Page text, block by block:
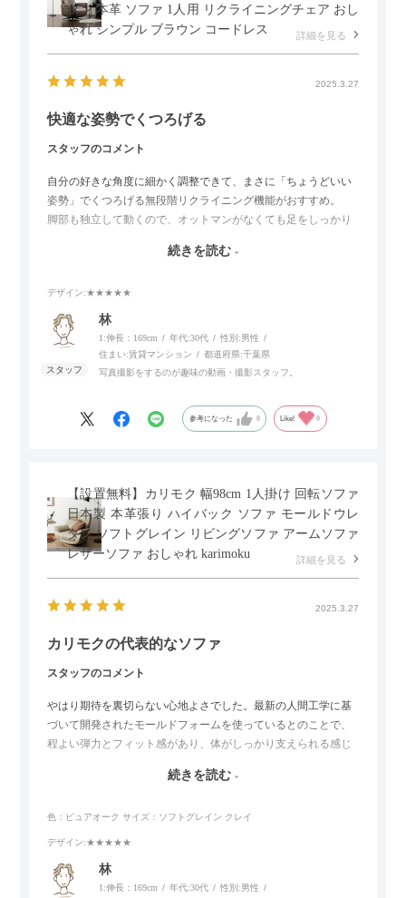
ダン 本革 ソファ 1人用 リクライニングチェア おし
ゃれ シンプル ブラウン コードレス
詳細を見る
2025.3.27
快適な姿勢でくつろげる
スタッフのコメント
自分の好きな角度に細かく調整できて、まさに「ちょうどいい
姿勢」でくつろげる無段階リクライニング機能がおすすめ。
脚部も独立して動くので、オットマンがなくても足をしっかり
スマホやタブレットを充電しながらリラックスできるのが嬉し
個人的にはコードレス＆充電式なので、コンセントの場所を気
にせず、好きな場所に置けるのが画期的に感じました。
続きを読む
デザイン:★★★★★
林
1:伸長：169cm 年代:30代 性別:男性
住まい:賃貸マンション 都道府県:千葉県
写真撮影をするのが趣味の動画・撮影スタッフ。
参考になった 0 Like! 0
【設置無料】カリモク 幅98cm 1人掛け 回転ソファ
日本製 本革張り ハイバック ソファ モールドウレ
タン ソフトグレイン リビングソファ アームソファ
レザーソファ おしゃれ karimoku
詳細を見る
2025.3.27
カリモクの代表的なソファ
スタッフのコメント
やはり期待を裏切らない心地よさでした。最新の人間工学に基
づいて開発されたモールドフォームを使っているとのことで、
程よい弾力とフィット感があり、体がしっかり支えられる感じ
リラックスタイムによさそうでした。回転タイプなので、個人
す。
続きを読む
色：ピュアオーク サイズ：ソフトグレイン クレイ
デザイン:★★★★★
林
1:伸長：169cm 年代:30代 性別:男性